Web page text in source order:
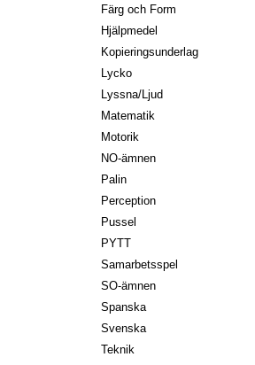
Färg och Form
Hjälpmedel
Kopieringsunderlag
Lycko
Lyssna/Ljud
Matematik
Motorik
NO-ämnen
Palin
Perception
Pussel
PYTT
Samarbetsspel
SO-ämnen
Spanska
Svenska
Teknik